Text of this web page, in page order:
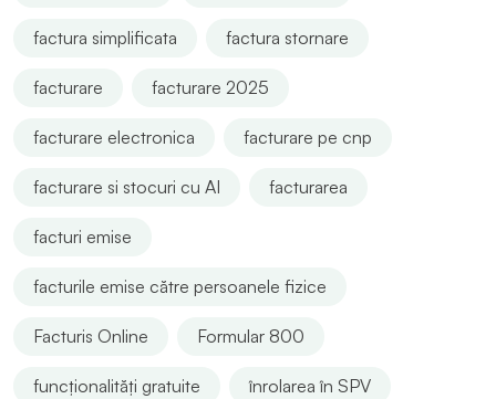
factura simplificata factura stornare
facturare facturare 2025
facturare electronica facturare pe cnp
facturare si stocuri cu AI facturarea
facturi emise
facturile emise către persoanele fizice
Facturis Online Formular 800
funcționalități gratuite înrolarea în SPV